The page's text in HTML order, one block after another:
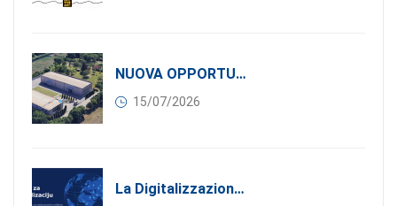
NUOVA OPPORTUNITÀ DI BUSINESS PER I SOCI DI CONFINDUSTRIA SERBIA: Affitasi Un Moderno Capannone Industriale A Pančevo – 1.200 M² Nella Zona Industriale
15/07/2026
La Digitalizzazione Come Motore Dell’internazionalizzazione